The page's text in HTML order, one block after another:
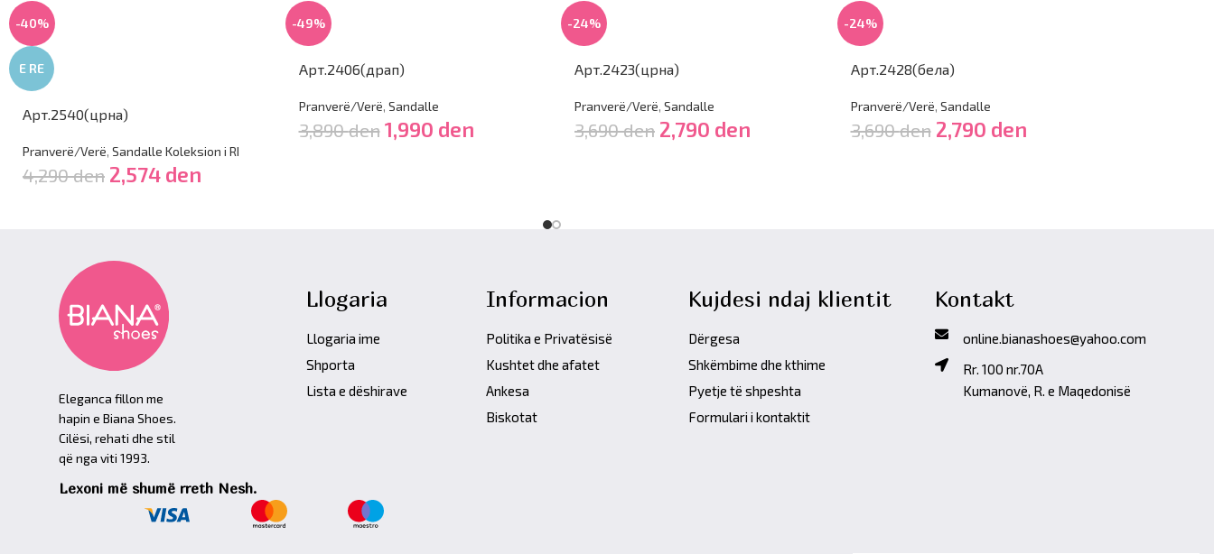
-40%
E RE
Арт.2540(црна)
Pranverë/Verë, Sandalle Koleksion i RI
4,290den 2,574 den
-49%
Арт.2406(драп)
Pranverë/Verë, Sandalle
3,890den 1,990 den
-24%
Арт.2423(црна)
Pranverë/Verë, Sandalle
3,690den 2,790 den
-24%
Арт.2428(бела)
Pranverë/Verë, Sandalle
3,690den 2,790 den
Eleganca fillon me
hapin e Biana Shoes.
Cilësi, rehati dhe stil
që nga viti 1993.
Lexoni më shumë rreth Nesh.
Llogaria
Llogaria ime
Shporta
Lista e dëshirave
Informacion
Politika e Privatësisë
Kushtet dhe afatet
Ankesa
Biskotat
Kujdesi ndaj klientit
Dërgesa
Shkëmbime dhe kthime
Pyetje të shpeshta
Formulari i kontaktit
Kontakt
online.bianashoes@yahoo.com
Rr. 100 nr.70A
Kumanovë, R. e Maqedonisë